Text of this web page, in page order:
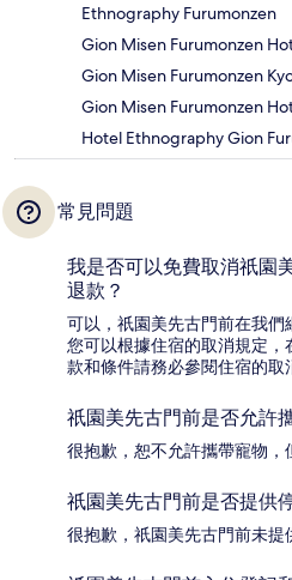
Ethnography Furumonzen
Gion Misen Furumonzen
Gion Misen Furumonzen
Gion Misen Furumonzen
Hotel Ethnography Gion
常見問題
我是否可以免費取消祇園
退款？
可以，祇園美先古門前在我們
您可以根據住宿的取消規定
款和條件請務必參閱住宿的取
祇園美先古門前是否允許
很抱歉，恕不允許攜帶寵物，
祇園美先古門前是否提供
很抱歉，祇園美先古門前未提